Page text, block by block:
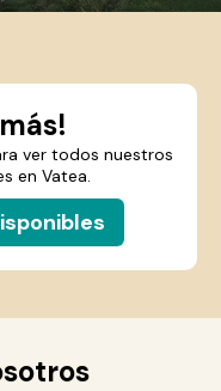
ver todos nuestros
en Vatea.